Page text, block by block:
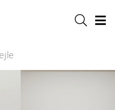
Sök